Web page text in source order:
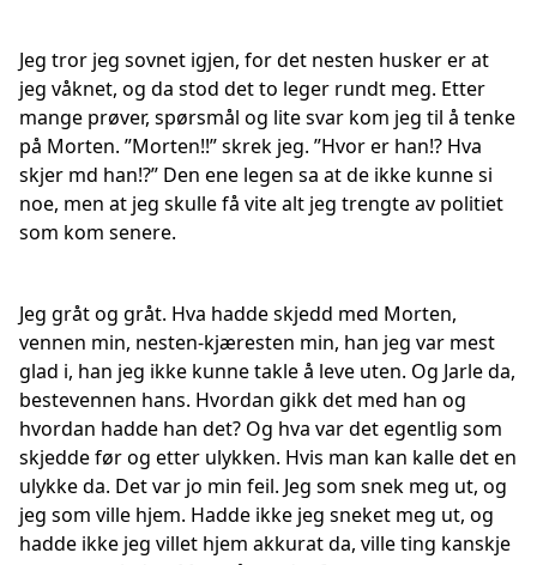
Jeg tror jeg sovnet igjen, for det nesten husker er at
jeg våknet, og da stod det to leger rundt meg. Etter
mange prøver, spørsmål og lite svar kom jeg til å tenke
på Morten. ”Morten!!” skrek jeg. ”Hvor er han!? Hva
skjer md han!?” Den ene legen sa at de ikke kunne si
noe, men at jeg skulle få vite alt jeg trengte av politiet
som kom senere.
Jeg gråt og gråt. Hva hadde skjedd med Morten,
vennen min, nesten-kjæresten min, han jeg var mest
glad i, han jeg ikke kunne takle å leve uten. Og Jarle da,
bestevennen hans. Hvordan gikk det med han og
hvordan hadde han det? Og hva var det egentlig som
skjedde før og etter ulykken. Hvis man kan kalle det en
ulykke da. Det var jo min feil. Jeg som snek meg ut, og
jeg som ville hjem. Hadde ikke jeg sneket meg ut, og
hadde ikke jeg villet hjem akkurat da, ville ting kanskje